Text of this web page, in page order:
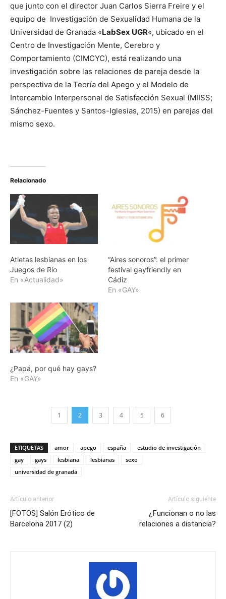
que junto con el director Juan Carlos Sierra Freire y el
equipo de Investigación de Sexualidad Humana de la
Universidad de Granada «LabSex UGR«, ubicado en el
Centro de Investigación Mente, Cerebro y
Comportamiento (CIMCYC), está realizando una
investigación sobre las relaciones de pareja desde la
perspectiva de la Teoría del Apego y el Modelo de
Intercambio Interpersonal de Satisfacción Sexual (MIISS;
Sánchez-Fuentes y Santos-Iglesias, 2015) en parejas del
mismo sexo.
Relacionado
Atletas lesbianas en los
Juegos de Río
En «Actualidad»
“Aires sonoros”: el primer
festival gayfriendly en
Cádiz
En «GAY»
¿Papá, por qué hay gays?
En «GAY»
1 2 3 4 5 6
ETIQUETAS amor apego españa
estudio de investigación
gay
gays lesbiana lesbianas
sexo
universidad de granada
Artículo anterior
[FOTOS] Salón Erótico de
Barcelona 2017 (2)
Artículo siguiente
¿Funcionan o no las
relaciones a distancia?